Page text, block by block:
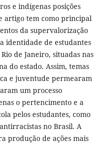
e indígenas posições
artigo tem como principal
da supervalorização
identidade de estudantes
de Janeiro, situadas nas
do estado. Assim, temas
e juventude permearam
um processo
o pertencimento e a
pelos estudantes, como
no Brasil. A
produção de ações mais